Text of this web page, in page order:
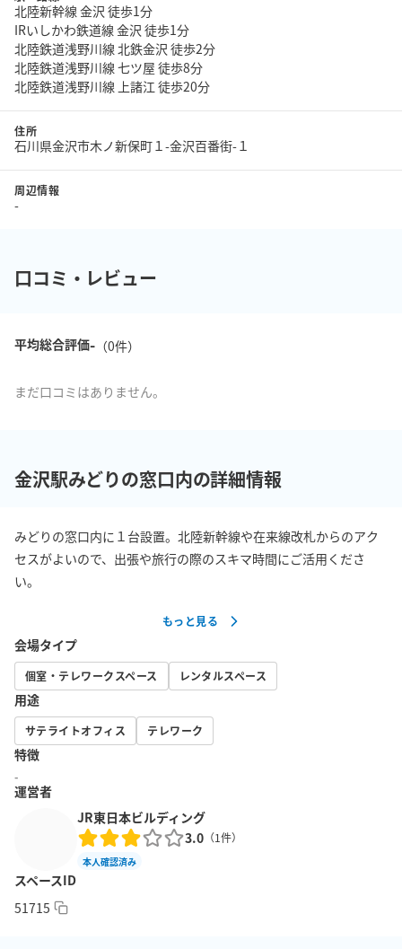
北陸新幹線 金沢 徒歩1分
IRいしかわ鉄道線 金沢 徒歩1分
北陸鉄道浅野川線 北鉄金沢 徒歩2分
北陸鉄道浅野川線 七ツ屋 徒歩8分
北陸鉄道浅野川線 上諸江 徒歩20分
住所
石川県金沢市木ノ新保町１-金沢百番街-１
周辺情報
-
口コミ・レビュー
平均総合評価-（0件）
まだ口コミはありません。
金沢駅みどりの窓口内の詳細情報
みどりの窓口内に１台設置。北陸新幹線や在来線改札からのアク
セスがよいので、出張や旅行の際のスキマ時間にご活用くださ
い。
もっと見る
会場タイプ
個室・テレワークスペース レンタルスペース
用途
サテライトオフィス テレワーク
特徴
-
運営者
JR東日本ビルディング
3.0 （1件）
本人確認済み
スペースID
51715